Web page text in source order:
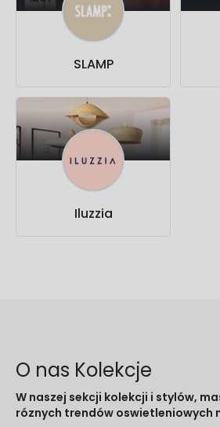
SLAMP
Iluzzia
O nas Kolekcje
W naszej sekcji kolekcji i stylów,
róznych trendów oswietleniowych